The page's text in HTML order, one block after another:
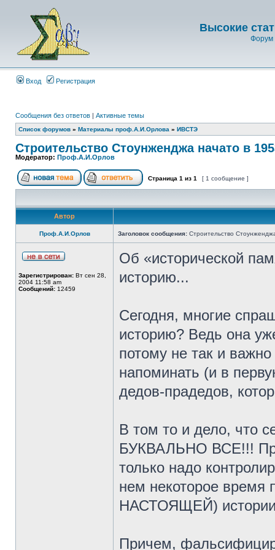
Высокие
Форум
Вход Регистрация
Сообщения без ответов | Активные темы
Список форумов » Материалы проф.А.И.Орлова » ИВСТЭ
Строительство Стоунженджа начато в
Модератор: Проф.А.И.Орлов
Страница 1 из 1 [ 1 сообщение ]
Автор
Проф.А.И.Орлов Заголовок сообщения: Строительство
Зарегистрирован: Вт сен 28,
2004 11:58 am
Сообщений: 12459
Об «исторической
историю...
Сегодня, многие
историю? Ведь она
потому не так и
напоминать (и в
дедов-прадедов,
В том то и дело, что
БУКВАЛЬНО ВСЕ!!!
только надо
нем некоторое время
НАСТОЯЩЕЙ)
Причем,